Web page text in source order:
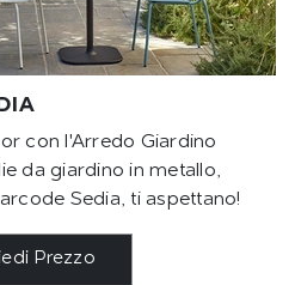
con l'Arredo Giardino
da giardino in metallo,
Sedia, ti aspettano!
Prezzo